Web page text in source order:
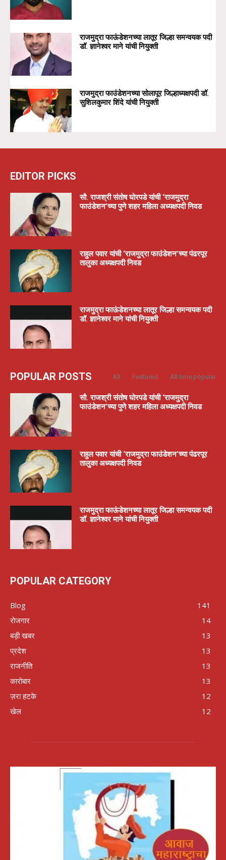
राजमुद्रा फाऊंडेशनच्या लातूर जिल्हा समन्वयक पदी
डॉ. ज्ञानेश्वर माने यांची नियुक्ती
राजमुद्रा फाउंडेशनच्या सोलापूर जिल्हाध्यक्षपदी डॉ.
सुशिलकुमार शिंदे यांची नियुक्ती
EDITOR PICKS
सौ. राजश्री संतोष घोरपडे यांची ‘राजमुद्रा
फाउंडेशन’च्या पुणे शहर महिला अध्यक्षपदी निवड
राहुल पवार यांची ‘राजमुद्रा फाउंडेशन’च्या पंढरपूर
तालुका अध्यक्षपदी निवड
राजमुद्रा फाऊंडेशनच्या लातूर जिल्हा समन्वयक पदी
डॉ. ज्ञानेश्वर माने यांची नियुक्ती
POPULAR POSTS All Featured All time popular
सौ. राजश्री संतोष घोरपडे यांची ‘राजमुद्रा
फाउंडेशन’च्या पुणे शहर महिला अध्यक्षपदी निवड
राहुल पवार यांची ‘राजमुद्रा फाउंडेशन’च्या पंढरपूर
तालुका अध्यक्षपदी निवड
राजमुद्रा फाऊंडेशनच्या लातूर जिल्हा समन्वयक पदी
डॉ. ज्ञानेश्वर माने यांची नियुक्ती
POPULAR CATEGORY
Blog
141
रोजगार
14
बड़ी खबर
13
प्रदेश
13
राजनीति
13
कारोबार
13
ज़रा हटके
12
खेल
12